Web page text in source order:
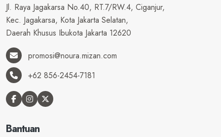
Jl. Raya Jagakarsa No.40, RT.7/RW.4, Ciganjur,
Kec. Jagakarsa, Kota Jakarta Selatan,
Daerah Khusus Ibukota Jakarta 12620
promosi@noura.mizan.com
+62 856-2454-7181
Bantuan